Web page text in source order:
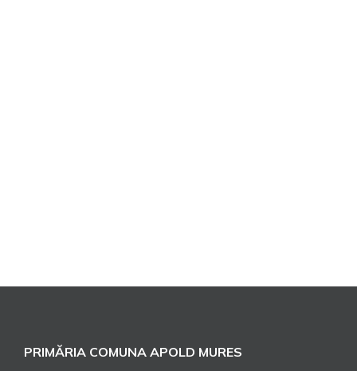
PRIMĂRIA COMUNA APOLD MURES